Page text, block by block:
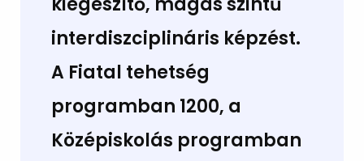
interdiszciplináris képzést.
A Fiatal tehetség
programban 1200, a
Középiskolás programban